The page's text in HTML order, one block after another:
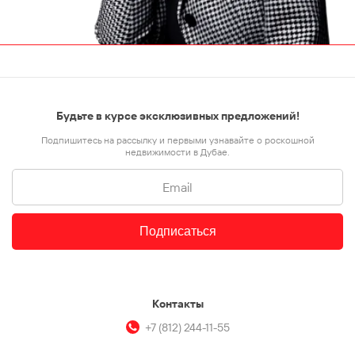
Контакты
+7 (812) 244-11-55
Будьте в курсе эксклюзивных предложений!
Подпишитесь на рассылку и первыми узнавайте о роскошной
недвижимости в Дубае.
Подписаться